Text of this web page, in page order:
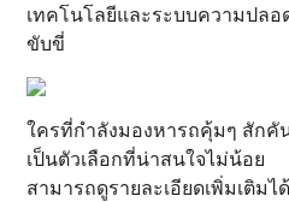
เทคโนโลยีและระบบความปล
ขับขี่
ใครที่กำลังมองหารถคุ้มๆ สักคั
เป็นตัวเลือกที่น่าสนใจไม่น้อย
สามารถดูรายละเอียดเพิ่มเติมไ